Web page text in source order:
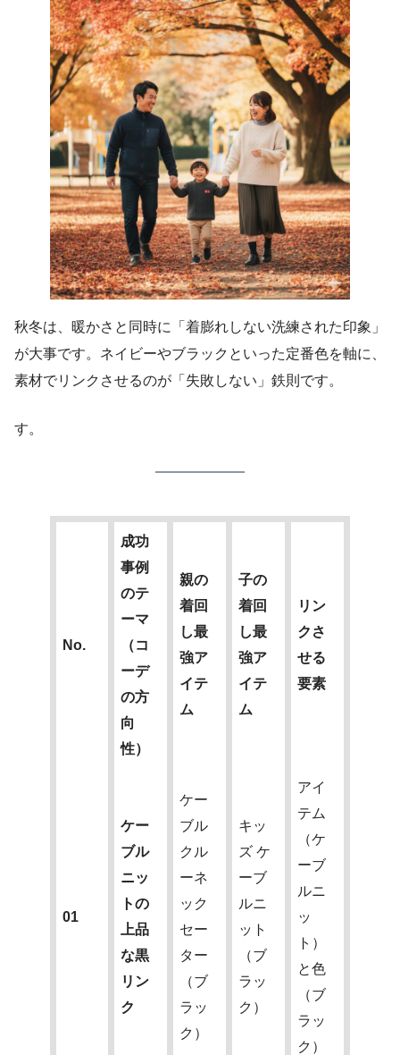
秋冬は、暖かさと同時に「着膨れしない洗練された印象」
が大事です。ネイビーやブラックといった定番色を軸に、
素材でリンクさせるのが「失敗しない」鉄則です。
す。
No.
成功
事例
のテ
ーマ
（コ
ーデ
の方
向
性）
親の
着回
し最
強ア
イテ
ム
子の
着回
し最
強ア
イテ
ム
リン
クさ
せる
要素
01
ケー
ブル
ニッ
トの
上品
な黒
リン
ク
ケー
ブル
クル
ーネ
ック
セー
ター
（ブ
ラッ
ク）
キッ
ズ ケ
ーブ
ルニ
ット
（ブ
ラッ
ク）
アイ
テム
（ケ
ーブ
ルニ
ッ
ト）
と色
（ブ
ラッ
ク）